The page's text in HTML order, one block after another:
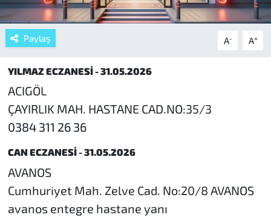
Paylaş A- A+
YILMAZ ECZANESİ - 31.05.2026
ACIGÖL
ÇAYIRLIK MAH. HASTANE CAD.NO:35/3
0384 311 26 36
CAN ECZANESİ - 31.05.2026
AVANOS
Cumhuriyet Mah. Zelve Cad. No:20/8 AVANOS
avanos entegre hastane yanı